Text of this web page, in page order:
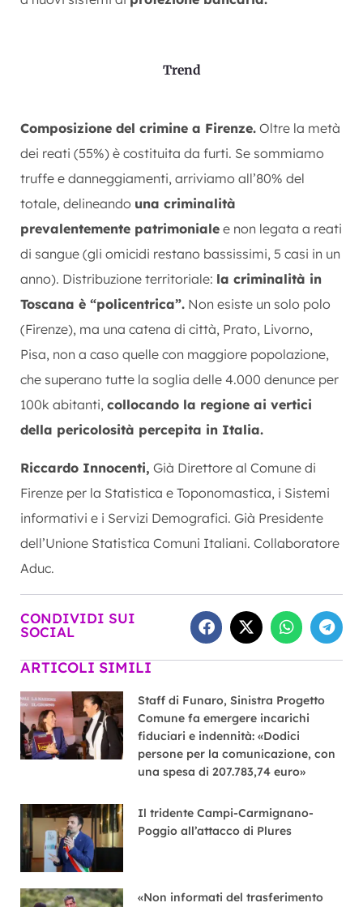
Trend
Composizione del crimine a Firenze. Oltre la metà
dei reati (55%) è costituita da furti. Se sommiamo
truffe e danneggiamenti, arriviamo all’80% del
totale, delineando una criminalità
prevalentemente patrimoniale e non legata a reati
di sangue (gli omicidi restano bassissimi, 5 casi in un
anno). Distribuzione territoriale: la criminalità in
Toscana è “policentrica”. Non esiste un solo polo
(Firenze), ma una catena di città, Prato, Livorno,
Pisa, non a caso quelle con maggiore popolazione,
che superano tutte la soglia delle 4.000 denunce per
100k abitanti, collocando la regione ai vertici
della pericolosità percepita in Italia.
Riccardo Innocenti, Già Direttore al Comune di
Firenze per la Statistica e Toponomastica, i Sistemi
informativi e i Servizi Demografici. Già Presidente
dell’Unione Statistica Comuni Italiani. Collaboratore
Aduc.
CONDIVIDI SUI
SOCIAL
ARTICOLI SIMILI
Staff di Funaro, Sinistra Progetto
Comune fa emergere incarichi
fiduciari e indennità: «Dodici
persone per la comunicazione, con
una spesa di 207.783,74 euro»
Il tridente Campi-Carmignano-
Poggio all’attacco di Plures
«Non informati del trasferimento